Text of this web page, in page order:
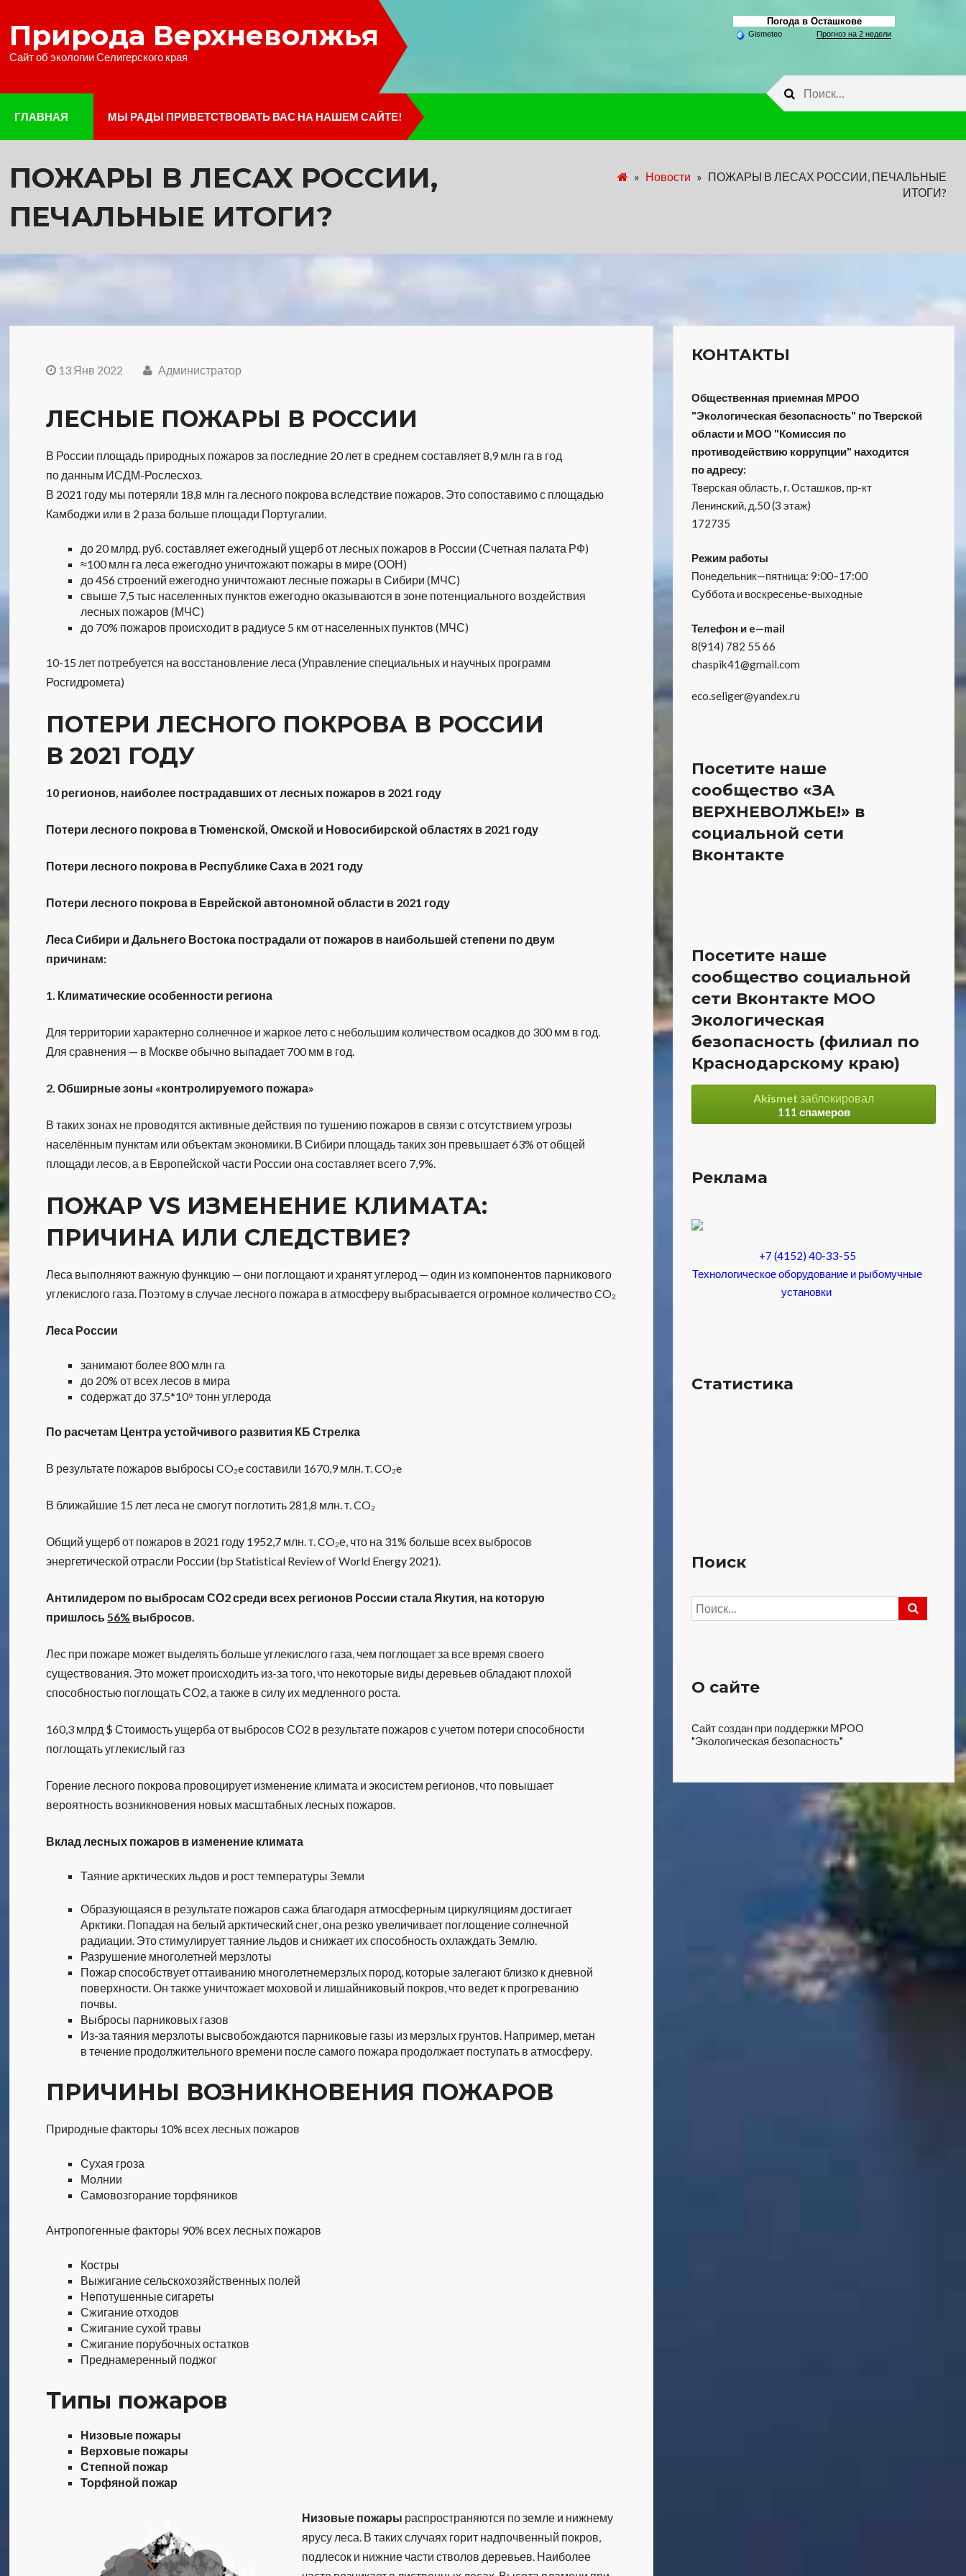
Природа Верхневолжья
Сайт об экологии Селигерского края
Погода в Осташкове
Gismeteo Прогноз на 2 недели
ГЛАВНАЯ МЫ РАДЫ ПРИВЕТСТВОВАТЬ ВАС НА НАШЕМ САЙТЕ!
ПОЖАРЫ В ЛЕСАХ РОССИИ,
ПЕЧАЛЬНЫЕ ИТОГИ?
» Новости » ПОЖАРЫ В ЛЕСАХ РОССИИ, ПЕЧАЛЬНЫЕ
ИТОГИ?
13 Янв 2022 Администратор
ЛЕСНЫЕ ПОЖАРЫ В РОССИИ
В России площадь природных пожаров за последние 20 лет в среднем составляет 8,9 млн га в год
по данным ИСДМ-Рослесхоз.
В 2021 году мы потеряли 18,8 млн га лесного покрова вследствие пожаров. Это сопоставимо с площадью
Камбоджи или в 2 раза больше площади Португалии.
до 20 млрд. руб. составляет ежегодный ущерб от лесных пожаров в России (Счетная палата РФ)
≈100 млн га леса ежегодно уничтожают пожары в мире (ООН)
до 456 строений ежегодно уничтожают лесные пожары в Сибири (МЧС)
свыше 7,5 тыс населенных пунктов ежегодно оказываются в зоне потенциального воздействия
лесных пожаров (МЧС)
до 70% пожаров происходит в радиусе 5 км от населенных пунктов (МЧС)
10-15 лет потребуется на восстановление леса (Управление специальных и научных программ
Росгидромета)
ПОТЕРИ ЛЕСНОГО ПОКРОВА В РОССИИ
В 2021 ГОДУ
10 регионов, наиболее пострадавших от лесных пожаров в 2021 году
Потери лесного покрова в Тюменской, Омской и Новосибирской областях в 2021 году
Потери лесного покрова в Республике Саха в 2021 году
Потери лесного покрова в Еврейской автономной области в 2021 году
Леса Сибири и Дальнего Востока пострадали от пожаров в наибольшей степени по двум
причинам:
1. Климатические особенности региона
Для территории характерно солнечное и жаркое лето с небольшим количеством осадков до 300 мм в год.
Для сравнения — в Москве обычно выпадает 700 мм в год.
2. Обширные зоны «контролируемого пожара»
В таких зонах не проводятся активные действия по тушению пожаров в связи с отсутствием угрозы
населённым пунктам или объектам экономики. В Сибири площадь таких зон превышает 63% от общей
площади лесов, а в Европейской части России она составляет всего 7,9%.
ПОЖАР VS ИЗМЕНЕНИЕ КЛИМАТА:
ПРИЧИНА ИЛИ СЛЕДСТВИЕ?
Леса выполняют важную функцию — они поглощают и хранят углерод — один из компонентов парникового
углекислого газа. Поэтому в случае лесного пожара в атмосферу выбрасывается огромное количество CO₂
Леса России
занимают более 800 млн га
до 20% от всех лесов в мира
содержат до 37.5*10⁹ тонн углерода
По расчетам Центра устойчивого развития КБ Стрелка
В результате пожаров выбросы CO₂e составили 1670,9 млн. т. CO₂e
В ближайшие 15 лет леса не смогут поглотить 281,8 млн. т. CO₂
Общий ущерб от пожаров в 2021 году 1952,7 млн. т. CO₂е, что на 31% больше всех выбросов
энергетической отрасли России (bp Statistical Review of World Energy 2021).
Антилидером по выбросам СО2 среди всех регионов России стала Якутия, на которую
пришлось56% выбросов.
Лес при пожаре может выделять больше углекислого газа, чем поглощает за все время своего
существования. Это может происходить из-за того, что некоторые виды деревьев обладают плохой
способностью поглощать СО2, а также в силу их медленного роста.
160,3 млрд $ Стоимость ущерба от выбросов СО2 в результате пожаров с учетом потери способности
поглощать углекислый газ
Горение лесного покрова провоцирует изменение климата и экосистем регионов, что повышает
вероятность возникновения новых масштабных лесных пожаров.
Вклад лесных пожаров в изменение климата
Таяние арктических льдов и рост температуры Земли
Образующаяся в результате пожаров сажа благодаря атмосферным циркуляциям достигает
Арктики. Попадая на белый арктический снег, она резко увеличивает поглощение солнечной
радиации. Это стимулирует таяние льдов и снижает их способность охлаждать Землю.
Разрушение многолетней мерзлоты
Пожар способствует оттаиванию многолетнемерзлых пород, которые залегают близко к дневной
поверхности. Он также уничтожает моховой и лишайниковый покров, что ведет к прогреванию
почвы.
Выбросы парниковых газов
Из-за таяния мерзлоты высвобождаются парниковые газы из мерзлых грунтов. Например, метан
в течение продолжительного времени после самого пожара продолжает поступать в атмосферу.
ПРИЧИНЫ ВОЗНИКНОВЕНИЯ ПОЖАРОВ
Природные факторы 10% всех лесных пожаров
Сухая гроза
Молнии
Самовозгорание торфяников
Антропогенные факторы 90% всех лесных пожаров
Костры
Выжигание сельскохозяйст­вен­ных полей
Непотушенные сигареты
Сжигание отходов
Сжигание сухой травы
Сжигание порубочных остатков
Преднамерен­ный поджог
Типы пожаров
Низовые пожары
Верховые пожары
Степной пожар
Торфяной пожар
Низовые пожары распространяются по земле и нижнему
ярусу леса. В таких случаях горит надпочвенный покров,
подлесок и нижние части стволов деревьев. Наиболее
КОНТАКТЫ
Общественная приемная МРОО
"Экологическая безопасность" по Тверской
области и МОО "Комиссия по
противодействию коррупции" находится
по адресу:
Тверская область, г. Осташков, пр-кт
Ленинский, д.50 (3 этаж)
172735
Режим работы
Понедельник—пятница: 9:00–17:00
Суббота и воскресенье-выходные
Телефон и e—mail
8(914) 782 55 66
chaspik41@gmail.com
eco.seliger@yandex.ru
Посетите наше
сообщество «ЗА
ВЕРХНЕВОЛЖЬЕ!» в
социальной сети
Вконтакте
Посетите наше
сообщество социальной
сети Вконтакте МОО
Экологическая
безопасность (филиал по
Краснодарскому краю)
Akismet заблокировал
111 спамеров
Реклама
+7 (4152) 40-33-55
Технологическое оборудование и рыбомучные
установки
Статистика
Поиск
Найти:
О сайте
Сайт создан при поддержки МРОО
"Экологическая безопасность"